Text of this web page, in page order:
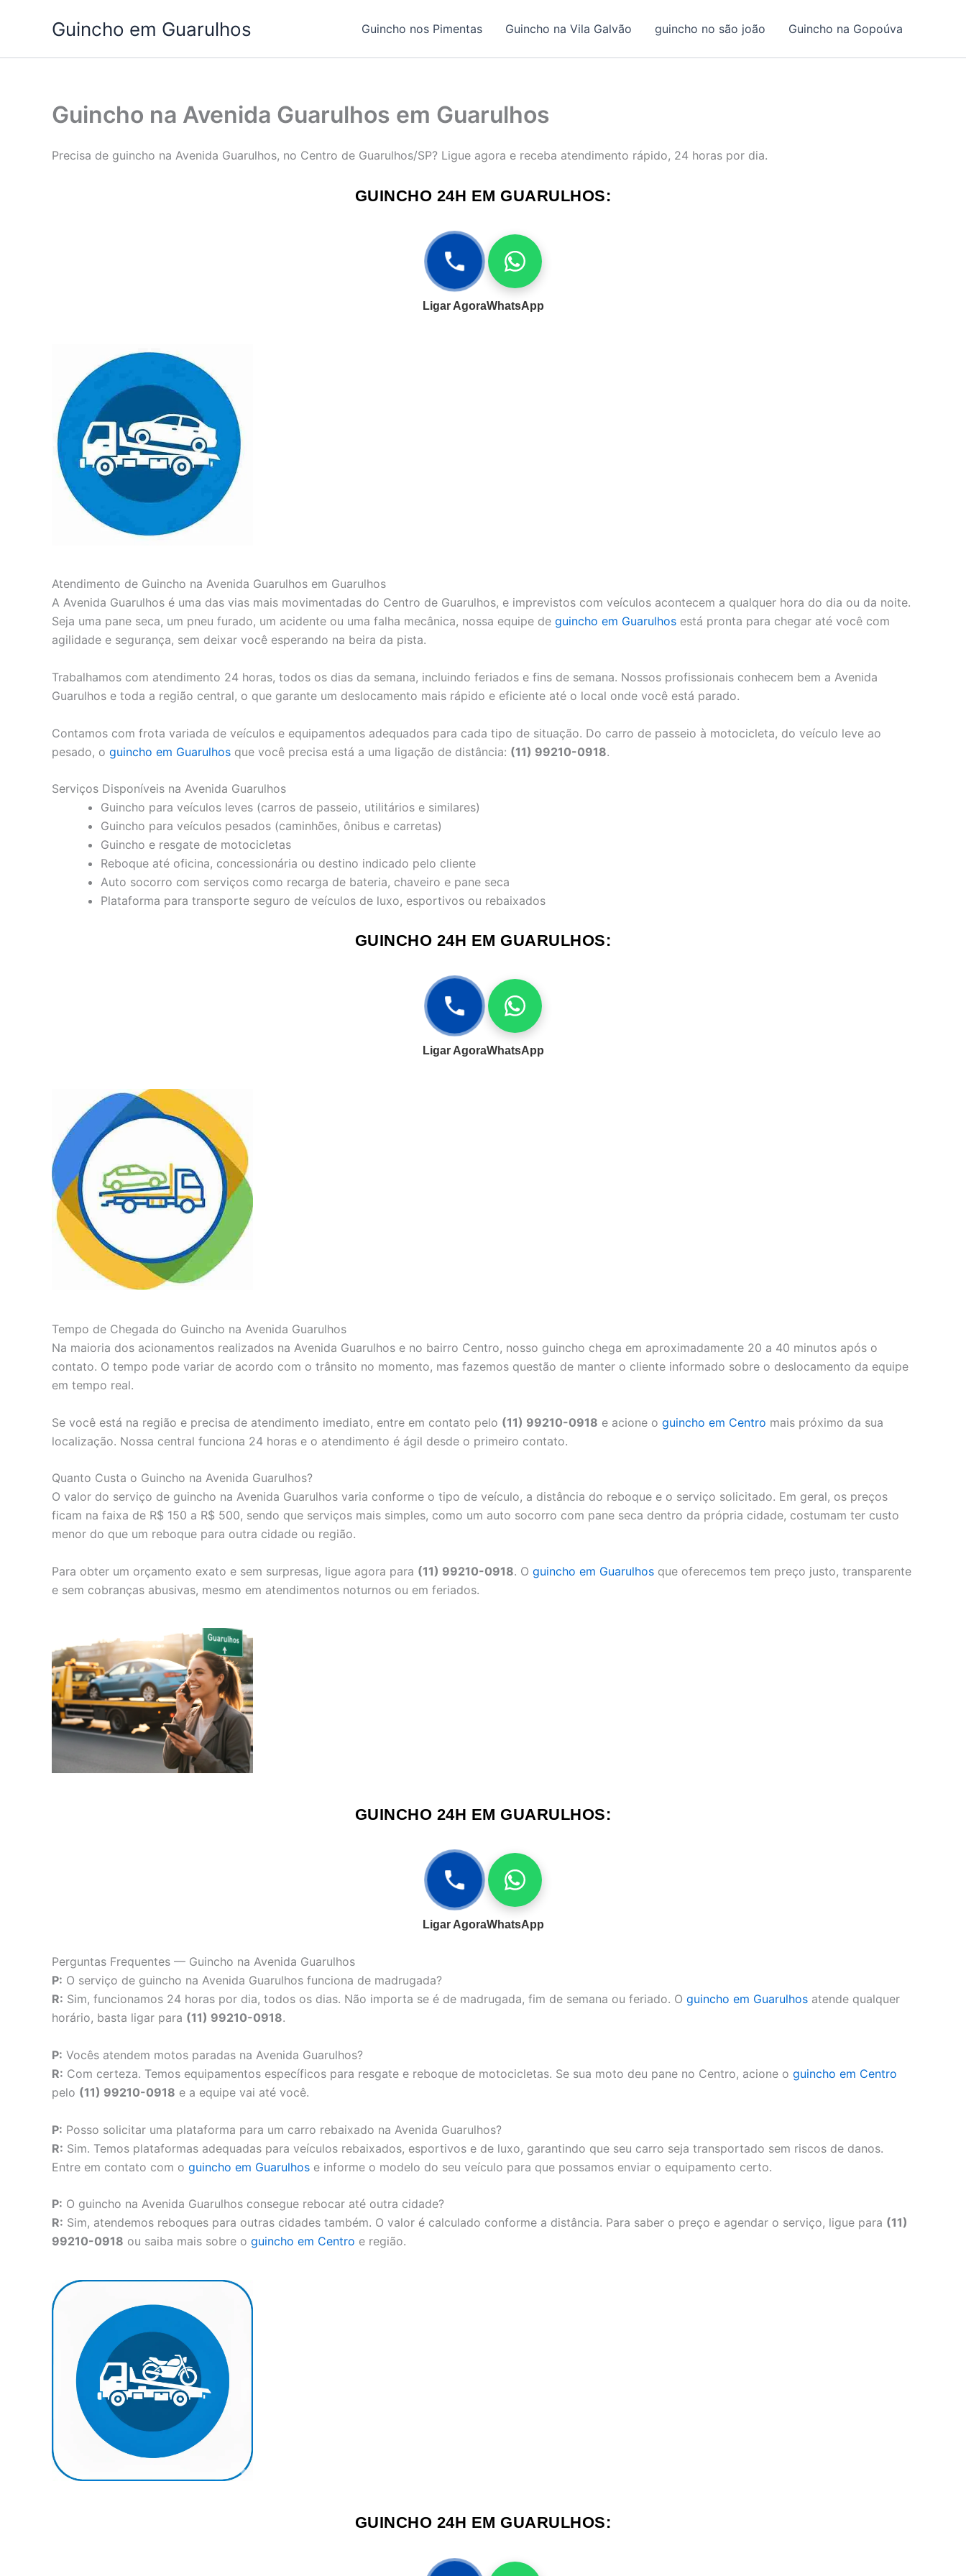
Guincho em Guarulhos Guincho nos Pimentas Guincho na Vila Galvão guincho no são joão Guincho na Gopoúva
Guincho na Avenida Guarulhos em Guarulhos
Precisa de guincho na Avenida Guarulhos, no Centro de Guarulhos/SP? Ligue agora e receba atendimento rápido, 24 horas por dia.
GUINCHO 24H EM GUARULHOS:
Ligar AgoraWhatsApp
Atendimento de Guincho na Avenida Guarulhos em Guarulhos
A Avenida Guarulhos é uma das vias mais movimentadas do Centro de Guarulhos, e imprevistos com veículos acontecem a qualquer hora do dia ou da noite.
Seja uma pane seca, um pneu furado, um acidente ou uma falha mecânica, nossa equipe de guincho em Guarulhos está pronta para chegar até você com
agilidade e segurança, sem deixar você esperando na beira da pista.
Trabalhamos com atendimento 24 horas, todos os dias da semana, incluindo feriados e fins de semana. Nossos profissionais conhecem bem a Avenida
Guarulhos e toda a região central, o que garante um deslocamento mais rápido e eficiente até o local onde você está parado.
Contamos com frota variada de veículos e equipamentos adequados para cada tipo de situação. Do carro de passeio à motocicleta, do veículo leve ao
pesado, o guincho em Guarulhos que você precisa está a uma ligação de distância: (11) 99210-0918.
Serviços Disponíveis na Avenida Guarulhos
Guincho para veículos leves (carros de passeio, utilitários e similares)
Guincho para veículos pesados (caminhões, ônibus e carretas)
Guincho e resgate de motocicletas
Reboque até oficina, concessionária ou destino indicado pelo cliente
Auto socorro com serviços como recarga de bateria, chaveiro e pane seca
Plataforma para transporte seguro de veículos de luxo, esportivos ou rebaixados
GUINCHO 24H EM GUARULHOS:
Ligar AgoraWhatsApp
Tempo de Chegada do Guincho na Avenida Guarulhos
Na maioria dos acionamentos realizados na Avenida Guarulhos e no bairro Centro, nosso guincho chega em aproximadamente 20 a 40 minutos após o
contato. O tempo pode variar de acordo com o trânsito no momento, mas fazemos questão de manter o cliente informado sobre o deslocamento da equipe
em tempo real.
Se você está na região e precisa de atendimento imediato, entre em contato pelo (11) 99210-0918 e acione o guincho em Centro mais próximo da sua
localização. Nossa central funciona 24 horas e o atendimento é ágil desde o primeiro contato.
Quanto Custa o Guincho na Avenida Guarulhos?
O valor do serviço de guincho na Avenida Guarulhos varia conforme o tipo de veículo, a distância do reboque e o serviço solicitado. Em geral, os preços
ficam na faixa de R$ 150 a R$ 500, sendo que serviços mais simples, como um auto socorro com pane seca dentro da própria cidade, costumam ter custo
menor do que um reboque para outra cidade ou região.
Para obter um orçamento exato e sem surpresas, ligue agora para (11) 99210-0918. O guincho em Guarulhos que oferecemos tem preço justo, transparente
e sem cobranças abusivas, mesmo em atendimentos noturnos ou em feriados.
GUINCHO 24H EM GUARULHOS:
Ligar AgoraWhatsApp
Perguntas Frequentes — Guincho na Avenida Guarulhos
P: O serviço de guincho na Avenida Guarulhos funciona de madrugada?
R: Sim, funcionamos 24 horas por dia, todos os dias. Não importa se é de madrugada, fim de semana ou feriado. O guincho em Guarulhos atende qualquer
horário, basta ligar para (11) 99210-0918.
P: Vocês atendem motos paradas na Avenida Guarulhos?
R: Com certeza. Temos equipamentos específicos para resgate e reboque de motocicletas. Se sua moto deu pane no Centro, acione o guincho em Centro
pelo (11) 99210-0918 e a equipe vai até você.
P: Posso solicitar uma plataforma para um carro rebaixado na Avenida Guarulhos?
R: Sim. Temos plataformas adequadas para veículos rebaixados, esportivos e de luxo, garantindo que seu carro seja transportado sem riscos de danos.
Entre em contato com o guincho em Guarulhos e informe o modelo do seu veículo para que possamos enviar o equipamento certo.
P: O guincho na Avenida Guarulhos consegue rebocar até outra cidade?
R: Sim, atendemos reboques para outras cidades também. O valor é calculado conforme a distância. Para saber o preço e agendar o serviço, ligue para (11)
99210-0918 ou saiba mais sobre o guincho em Centro e região.
GUINCHO 24H EM GUARULHOS: